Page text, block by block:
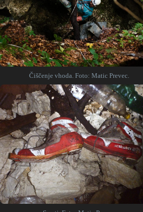
Čiščenje vhoda. Foto: Matic Prevec.